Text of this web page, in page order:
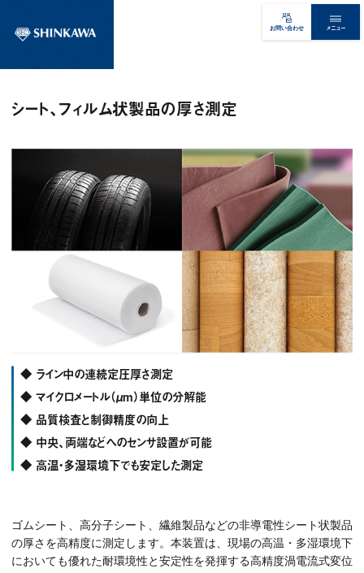
お問い合わせ メニュー
シート、フィルム状製品の厚さ測定
◆ ライン中の連続定圧厚さ測定
◆ マイクロメートル（μm）単位の分解能
◆ 品質検査と制御精度の向上
◆ 中央、両端などへのセンサ設置が可能
◆ 高温・多湿環境下でも安定した測定
ゴムシート、高分子シート、繊維製品などの非導電性シート状製品
の厚さを高精度に測定します。本装置は、現場の高温・多湿環境下
においても優れた耐環境性と安定性を発揮する高精度渦電流式変位